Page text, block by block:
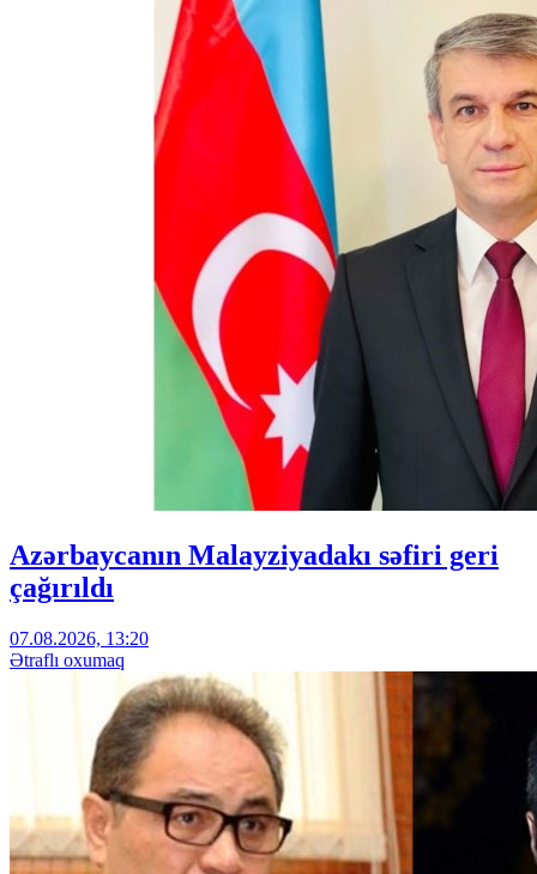
Azərbaycanın Malayziyadakı səfiri geri
çağırıldı
07.08.2026, 13:20
Ətraflı oxumaq